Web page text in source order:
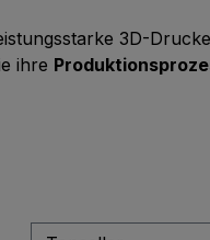
3D-
ihre